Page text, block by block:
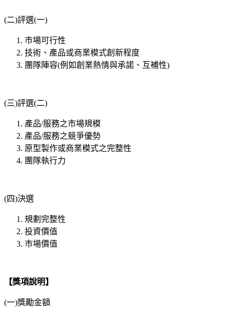
(二)評選(一)
巿場可行性
技術、產品或商業模式創新程度
團隊陣容(例如創業熱情與承諾、互補性)
(三)評選(二)
產品/服務之市場規模
產品/服務之競爭優勢
原型製作或商業模式之完整性
團隊執行力
(四)決選
規劃完整性
投資價值
巿場價值
【獎項說明】
(一)獎勵金額